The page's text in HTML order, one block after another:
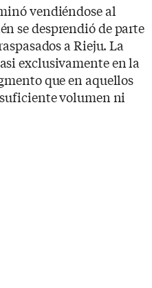
vendiéndose al
se desprendió de parte
a Rieju. La
exclusivamente en la
que en aquellos
volumen ni